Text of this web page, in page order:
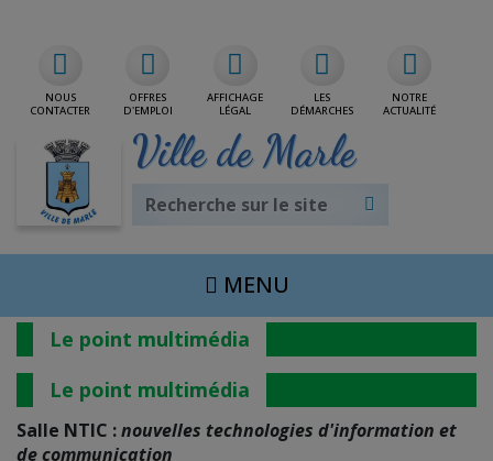
NOUS
CONTACTER
OFFRES
D'EMPLOI
AFFICHAGE
LÉGAL
LES
DÉMARCHES
NOTRE
ACTUALITÉ
Ville de Marle
MENU
Le point multimédia
Le point multimédia
Salle NTIC :nouvelles technologies d'information et
de communication